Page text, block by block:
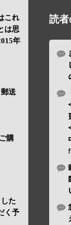
これ
は思
年
送
購
た
く予
読